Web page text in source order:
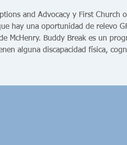
and Advocacy y First Church
hay una oportunidad de relevo
McHenry. Buddy Break es un
alguna discapacidad física,